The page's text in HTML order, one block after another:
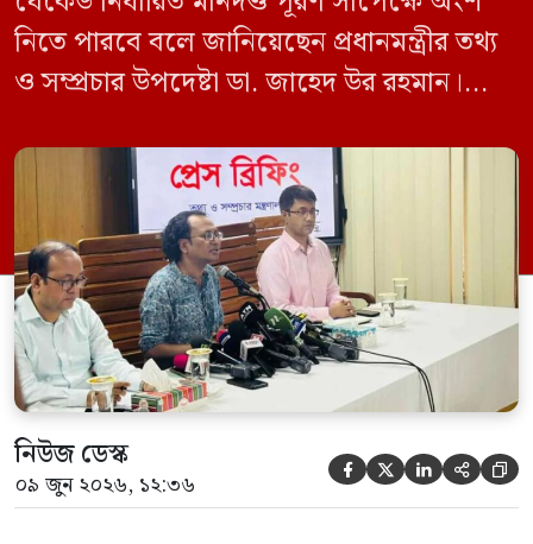
নিতে পারবে বলে জানিয়েছেন প্রধানমন্ত্রীর তথ্য
ও সম্প্রচার উপদেষ্টা ডা. জাহেদ উর রহমান।
সম্মেলন কক্ষে এক প্রেস ব্রিফিংয়ে সাংবাদিকদের
এক প্রশ্নের জবাবে তিনি এ কথা বলেন।
নিউজ ডেস্ক
০৯ জুন ২০২৬, ১২:৩৬     